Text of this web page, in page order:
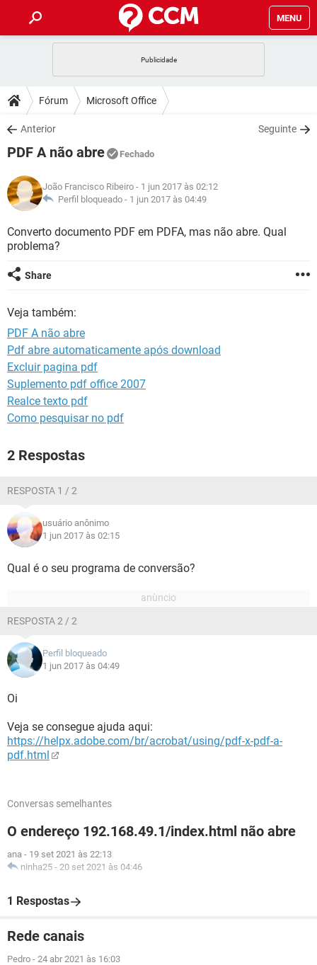
MENU
CELULAR
OUTLOOK
INSTAGRAM
GUIA DE COMPRAS
DICAS
JOGOS
INSTAGRAM GMAIL
GUIA DE COMPRAS
DOWNLOADS
JOGOS
CELULAR
OUTLOOK EXCEL
INSTAGRAM GMAIL
GUIA DE COMPRAS
JOGOS WHATSAPP
CELULAR
OUTLOOK EXCEL
GLOSSÁRIO
WHATSAPP
CELULAR
OUTLOOK
GUIA DE COMPRAS
Fórum Microsoft Office
Anterior Seguinte
PDF A não abre Fechado
João Francisco Ribeiro - 1 jun 2017 às 02:12
Perfil bloqueado - 1 jun 2017 às 04:49
Converto documento PDF em PDFA, mas não abre. Qual
problema?
Share
Veja também:
PDF A não abre
Pdf abre automaticamente após download
Excluir pagina pdf
Suplemento pdf office 2007
Realce texto pdf
Como pesquisar no pdf
2 Respostas
RESPOSTA 1 / 2
usuário anônimo
1 jun 2017 às 02:15
Qual é o seu programa de conversão?
RESPOSTA 2 / 2
Perfil bloqueado
1 jun 2017 às 04:49
Oi
Veja se consegue ajuda aqui:
https://helpx.adobe.com/br/acrobat/using/pdf-x-pdf-a-
pdf.html
Conversas semelhantes
O endereço 192.168.49.1/index.html não abre
ana - 19 set 2021 às 22:13
ninha25 - 20 set 2021 às 04:46
1 Respostas
Rede canais
Pedro - 24 abr 2021 às 16:03